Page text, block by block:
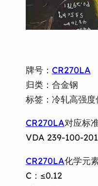
牌号： CR270LA
归类：合金钢
标签：冷轧高强度
CR270LA对应标
VDA 239-100-
CR270LA化学元
C：≤0.12